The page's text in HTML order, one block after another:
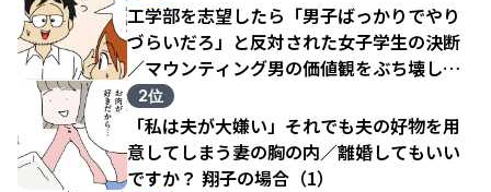
工学部を志望したら「男子ばっかりでやり
づらいだろ」と反対された女子学生の決断
／マウンティング男の価値観をぶち壊した
結果（1）
2位
「私は夫が大嫌い」それでも夫の好物を用
意してしまう妻の胸の内／離婚してもいい
ですか？ 翔子の場合（1）